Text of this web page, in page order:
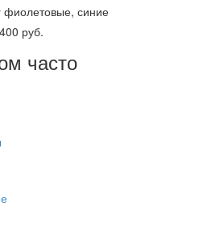
фиолетовые, синие
руб.
часто